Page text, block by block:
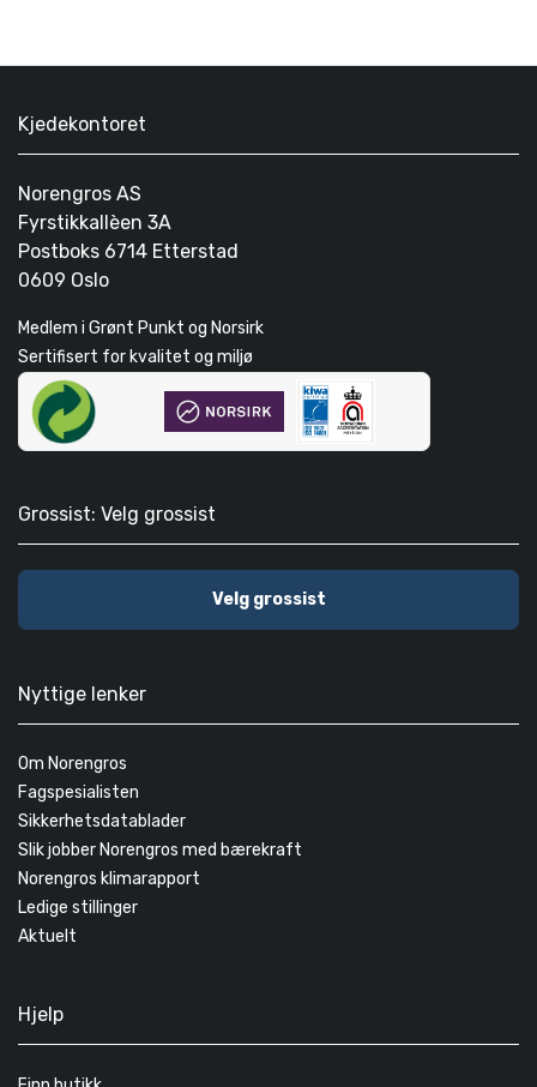
Kjedekontoret
Norengros AS
Fyrstikkallèen 3A
Postboks 6714 Etterstad
0609 Oslo
Medlem i Grønt Punkt og Norsirk
Sertifisert for kvalitet og miljø
Grossist: Velg grossist
Velg grossist
Nyttige lenker
Om Norengros
Fagspesialisten
Sikkerhetsdatablader
Slik jobber Norengros med bærekraft
Norengros klimarapport
Ledige stillinger
Aktuelt
Hjelp